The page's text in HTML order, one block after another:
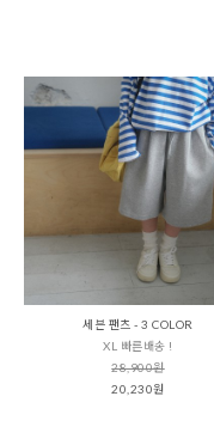
세븐 팬츠 - 3 COLOR
XL 빠른배송 !
28,900원
20,230원